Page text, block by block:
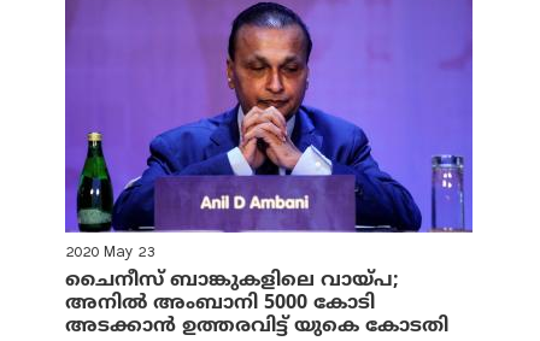
2020 May 23
ചൈനീസ് ബാങ്കുകളിലെ വായ്പ;
അനില്‍ അംബാനി 5000 കോടി
അടക്കാന്‍ ഉത്തരവിട്ട് യുകെ കോടതി